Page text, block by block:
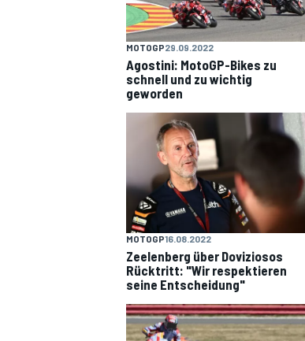
MOTOGP
MOTOGP29.09.2022
Agostini: MotoGP-Bikes zu
schnell und zu wichtig
geworden
MOTOGP16.08.2022
Zeelenberg über Doviziosos
Rücktritt: "Wir respektieren
seine Entscheidung"